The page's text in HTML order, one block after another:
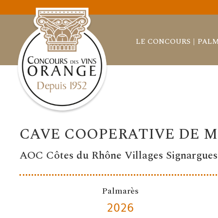
LE CONCOURS
CAVE COOPERATIVE DE
AOC Côtes du Rhône Villages Signargues
Palmarès
2026